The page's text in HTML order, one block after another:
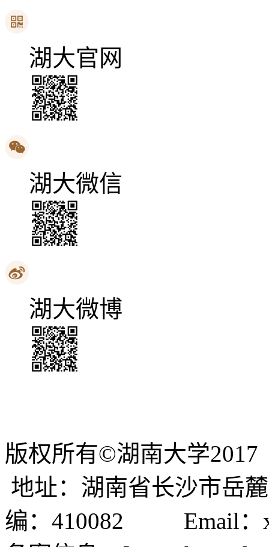
湖大官网
湖大微信
湖大微博
版权所有©湖南大学
地址：湖南省长沙市
编：410082 Email：